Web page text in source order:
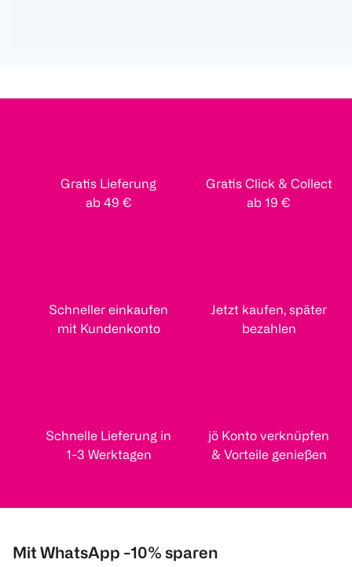
Gratis Lieferung
ab 49 €
Gratis Click & Collect
ab 19 €
Schneller einkaufen
mit Kundenkonto
Jetzt kaufen, später
bezahlen
Schnelle Lieferung in
1-3 Werktagen
jö Konto verknüpfen
& Vorteile genießen
Mit WhatsApp -10% sparen